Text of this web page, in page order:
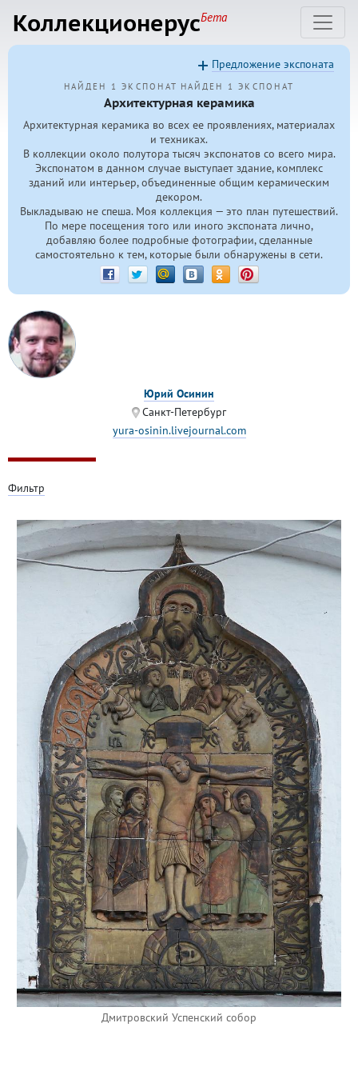
КоллекционерусБета
НАЙДЕН 1 ЭКСПОНАТ НАЙДЕН 1 ЭКСПОНАТ
Архитектурная керамика
Архитектурная керамика во всех ее проявлениях, материалах
и техниках.
В коллекции около полутора тысяч экспонатов со всего мира.
Экспонатом в данном случае выступает здание, комплекс
зданий или интерьер, объединенные общим керамическим
декором.
Выкладываю не спеша. Моя коллекция — это план путешествий.
По мере посещения того или иного экспоната лично,
добавляю более подробные фотографии, сделанные
самостоятельно к тем, которые были обнаружены в сети.
Предложение экспоната
Юрий Осинин
Санкт-Петербург
yura-osinin.livejournal.com
Дмитровский Успенский собор
Фильтр